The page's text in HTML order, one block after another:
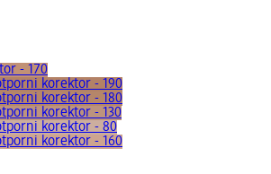
- 170
korektor - 190
korektor - 180
korektor - 130
korektor - 80
korektor - 160